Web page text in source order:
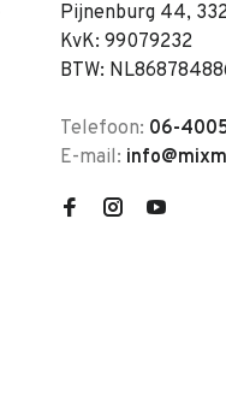
Pijnenburg 44,
KvK: 99079232
BTW:
Telefoon: 06-
E-mail: